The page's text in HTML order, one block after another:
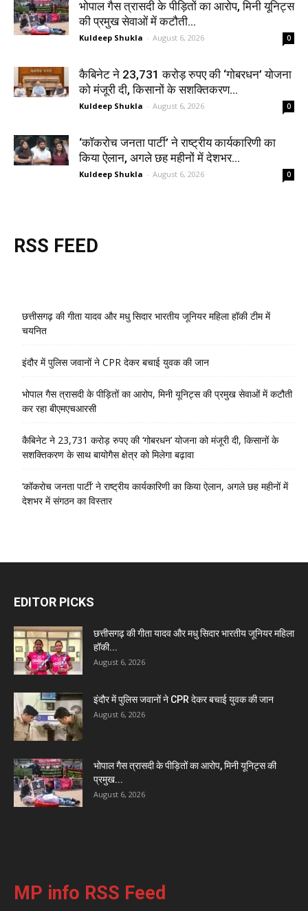
भोपाल गैस त्रासदी के पीड़ितों का आरोप, मिनी यूनिट्स
की प्रमुख सेवाओं में कटौती...
Kuldeep Shukla - August 6, 2026 0
कैबिनेट ने 23,731 करोड़ रुपए की ‘गोबरधन’ योजना
को मंजूरी दी, किसानों के सशक्तिकरण...
Kuldeep Shukla - August 6, 2026 0
‘कॉकरोच जनता पार्टी’ ने राष्ट्रीय कार्यकारिणी का
किया ऐलान, अगले छह महीनों में देशभर...
Kuldeep Shukla - August 6, 2026 0
RSS FEED
छत्तीसगढ़ की गीता यादव और मधु सिदार भारतीय जूनियर महिला हॉकी टीम में
चयनित
इंदौर में पुलिस जवानों ने CPR देकर बचाई युवक की जान
भोपाल गैस त्रासदी के पीड़ितों का आरोप, मिनी यूनिट्स की प्रमुख सेवाओं में कटौती
कर रहा बीएमएचआरसी
कैबिनेट ने 23,731 करोड़ रुपए की ‘गोबरधन’ योजना को मंजूरी दी, किसानों के
सशक्तिकरण के साथ बायोगैस क्षेत्र को मिलेगा बढ़ावा
‘कॉकरोच जनता पार्टी’ ने राष्ट्रीय कार्यकारिणी का किया ऐलान, अगले छह महीनों में
देशभर में संगठन का विस्तार
EDITOR PICKS
छत्तीसगढ़ की गीता यादव और मधु सिदार भारतीय जूनियर महिला
हॉकी...
August 6, 2026
इंदौर में पुलिस जवानों ने CPR देकर बचाई युवक की जान
August 6, 2026
भोपाल गैस त्रासदी के पीड़ितों का आरोप, मिनी यूनिट्स की
प्रमुख...
August 6, 2026
MP info RSS Feed